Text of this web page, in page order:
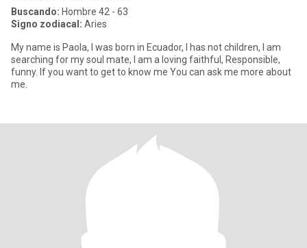
Buscando: Hombre 42 - 63
Signo zodiacal: Aries
My name is Paola, I was born in Ecuador, I has not children, I am
searching for my soul mate, I am a loving faithful, Responsible,
funny. If you want to get to know me You can ask me more about
me.